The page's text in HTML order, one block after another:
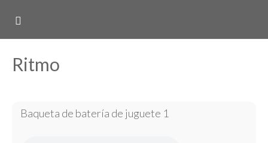
Ritmo
Baqueta de batería de juguete 1